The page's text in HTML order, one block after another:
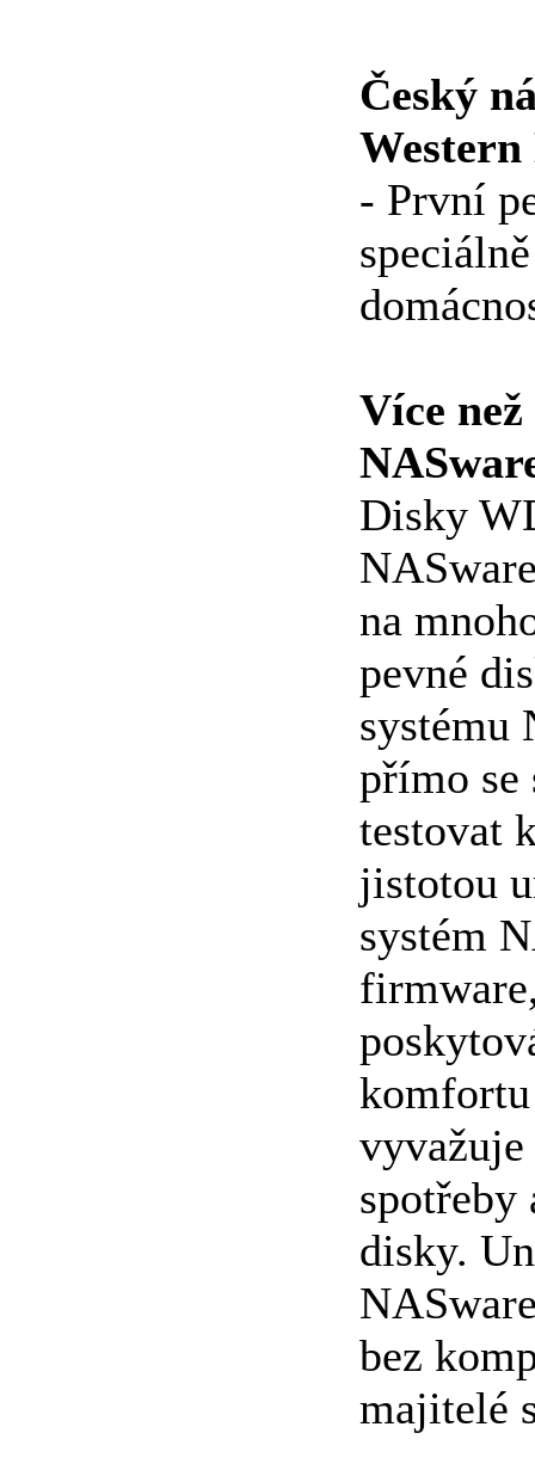
Český
- První
Více
Disky
na
pevné
systému
přímo se
testovat
jistotou
systém
spotřeby
disky.
bez
majitelé